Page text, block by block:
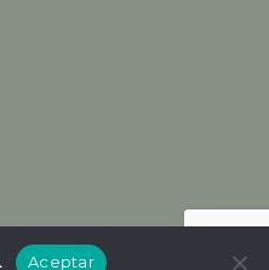
Aceptar